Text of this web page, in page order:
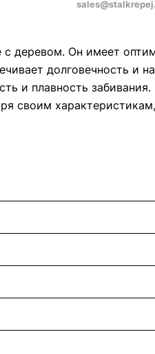
с деревом. Он имеет
долговечность и
и плавность
своим